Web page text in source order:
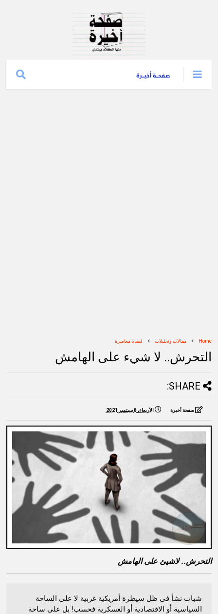
Home مقالات وتحليلات قضايا معاصرة
التحرش.. لا شيء على الهامش
SHARE:
صفحة أخيرة الأربعاء، 8 سبتمبر 2021
التحرش.. لاشيئ على الهامش
شباب نشأ فى ظل سيطرة أمريكية غربية لا على الساحة
السياسية أو الاقتصادية أو العسكرية فحسب! بل على ساحة